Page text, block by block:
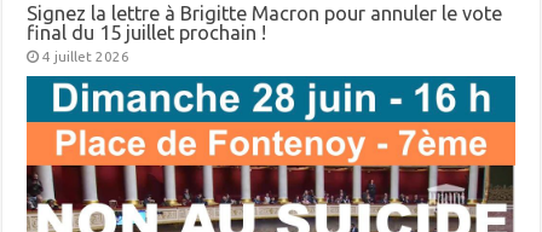
Signez la lettre à Brigitte Macron pour annuler le vote
final du 15 juillet prochain !
4 juillet 2026